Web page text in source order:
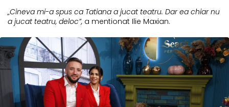
„Cineva mi-a spus ca Tatiana a jucat teatru. Dar ea chiar nu
a jucat teatru, deloc”, a mentionat Ilie Maxian.